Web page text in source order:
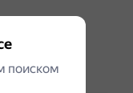
поиском